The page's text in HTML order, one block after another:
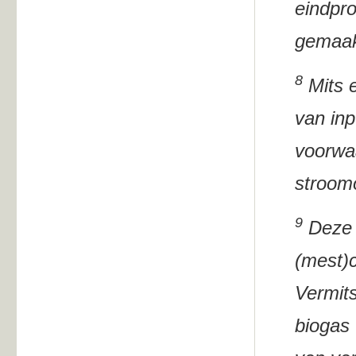
8 Mits
van
9
biogas